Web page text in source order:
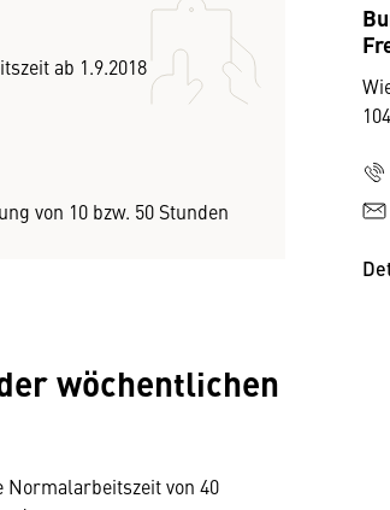
ab 1.9.2018
von 10 bzw. 50 Stunden
wöchentlichen
von 40